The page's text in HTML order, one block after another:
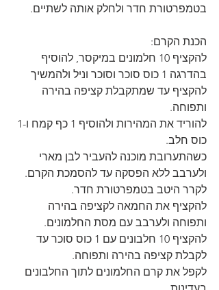
בטמפרטורת חדר ולחלק אותה לשתיים.
הכנת הקרם:
להקציף 10 חלמונים במיקסר, להוסיף
בהדרגה 1 כוס סוכר וסוכר וניל ולהמשיך
להקציף עד שמתקבלת קציפה בהירה
ותפוחה.
כוס חלב.
כשהתערובת מוכנה להעביר לבן מארי
ולערבב ללא הפסקה עד להסמכת הקרם.
לקרר היטב בטמפרטורת חדר.
להקציף את החמאה לקציפה בהירה
ותפוחה ולערבב עם מסת החלמונים.
להקציף 10 חלבונים עם 1 כוס סוכר עד
לקבלת קציפה בהירה ותפוחה.
לקפל את קרם החלמונים לתוך החלבונים